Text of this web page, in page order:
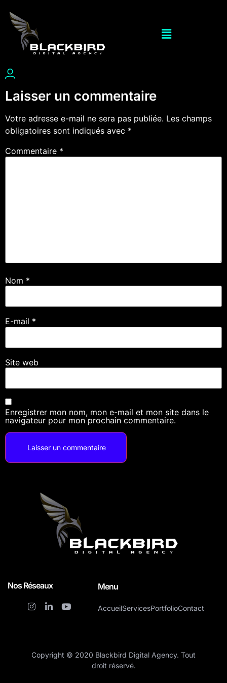
Laisser un commentaire
Votre adresse e-mail ne sera pas publiée. Les champs
obligatoires sont indiqués avec *
Commentaire *
Nom *
E-mail *
Site web
Enregistrer mon nom, mon e-mail et mon site dans le
navigateur pour mon prochain commentaire.
Nos Réseaux Menu
AccueilServicesPortfolioContact
Copyright © 2020 Blackbird Digital Agency. Tout
droit réservé.